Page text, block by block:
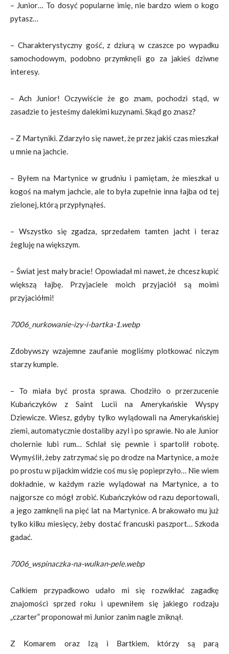
– Junior… To dosyć popularne imię, nie bardzo wiem o kogo
pytasz…
– Charakterystyczny gość, z dziurą w czaszce po wypadku
samochodowym, podobno przymknęli go za jakieś dziwne
interesy.
– Ach Junior! Oczywiście że go znam, pochodzi stąd, w
zasadzie to jesteśmy dalekimi kuzynami. Skąd go znasz?
– Z Martyniki. Zdarzyło się nawet, że przez jakiś czas mieszkał
u mnie na jachcie.
– Byłem na Martynice w grudniu i pamiętam, że mieszkał u
kogoś na małym jachcie, ale to była zupełnie inna łajba od tej
zielonej, którą przypłynąłeś.
– Wszystko się zgadza, sprzedałem tamten jacht i teraz
żegluję na większym.
– Świat jest mały bracie! Opowiadał mi nawet, że chcesz kupić
większą łajbę. Przyjaciele moich przyjaciół są moimi
przyjaciółmi!
7006_nurkowanie-izy-i-bartka-1.webp
Zdobywszy wzajemne zaufanie mogliśmy plotkować niczym
starzy kumple.
– To miała być prosta sprawa. Chodziło o przerzucenie
Kubańczyków z Saint Lucii na Amerykańskie Wyspy
Dziewicze. Wiesz, gdyby tylko wylądowali na Amerykańskiej
ziemi, automatycznie dostaliby azyl i po sprawie. No ale Junior
cholernie lubi rum… Schlał się pewnie i spartolił robotę.
Wymyślił, żeby zatrzymać się po drodze na Martynice, a może
po prostu w pijackim widzie coś mu się popieprzyło… Nie wiem
dokładnie, w każdym razie wylądował na Martynice, a to
najgorsze co mógł zrobić. Kubańczyków od razu deportowali,
a jego zamknęli na pięć lat na Martynice. A brakowało mu już
tylko kilku miesięcy, żeby dostać francuski paszport… Szkoda
gadać.
7006_wspinaczka-na-wulkan-pele.webp
Całkiem przypadkowo udało mi się rozwikłać zagadkę
znajomości sprzed roku i upewniłem się jakiego rodzaju
„czarter” proponował mi Junior zanim nagle zniknął.
Z Komarem oraz Izą i Bartkiem, którzy są parą